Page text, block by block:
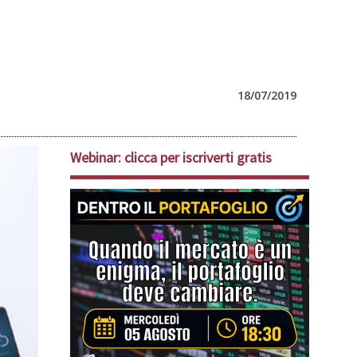
18/07/2019
Webinar: clicca per iscriverti gratis